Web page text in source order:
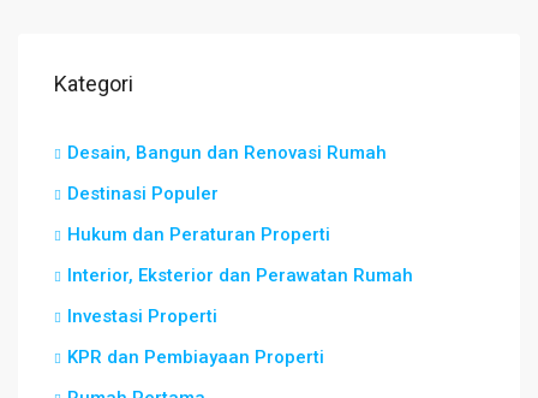
Kategori
Desain, Bangun dan Renovasi Rumah
Destinasi Populer
Hukum dan Peraturan Properti
Interior, Eksterior dan Perawatan Rumah
Investasi Properti
KPR dan Pembiayaan Properti